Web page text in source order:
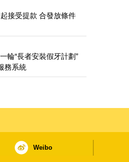
款 合發放條件
輪“長者安裝假牙計劃”
務系統
Weibo